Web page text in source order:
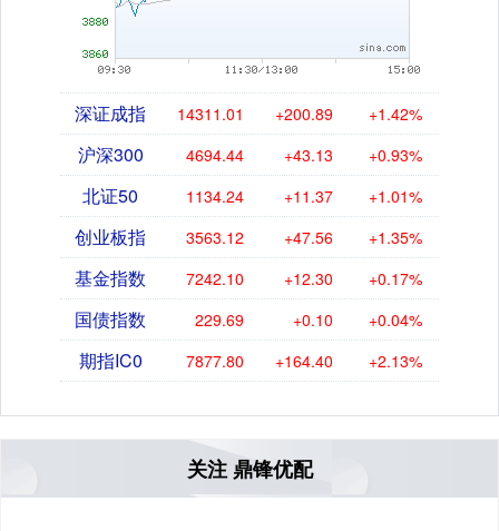
深证成指 14311.01 +200.89 +1.42%
沪深300 4694.44 +43.13 +0.93%
北证50 1134.24 +11.37 +1.01%
创业板指 3563.12 +47.56 +1.35%
基金指数 7242.10 +12.30 +0.17%
国债指数 229.69 +0.10 +0.04%
期指IC0 7877.80 +164.40 +2.13%
关注 鼎锋优配